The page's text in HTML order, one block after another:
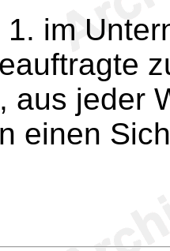
im
aus jeder
einen